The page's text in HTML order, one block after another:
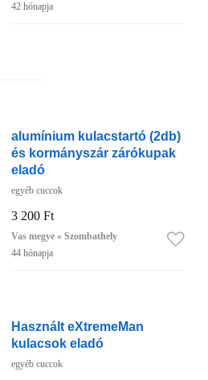
42 hónapja
alumínium kulacstartó (2db)
és kormányszár zárókupak
eladó
egyéb cuccok
3 200 Ft
Vas megye » Szombathely
44 hónapja
Használt eXtremeMan
kulacsok eladó
egyéb cuccok